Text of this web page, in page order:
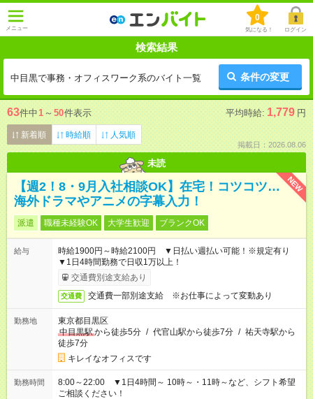
メニュー
0
気になる！ ログイン
検索結果
中目黒で事務・オフィスワーク系のバイト一覧 条件の変更
63件中1 ～ 50件表示 平均時給: 1,779 円
新着順 時給順 人気順
掲載日：2026.08.06
未読
NEW
【週2！8・9月入社相談OK】在宅！コツコツ…
海外ドラマやアニメの字幕入力！
派遣 職種未経験OK 大学生歓迎 ブランクOK
給与
時給1900円～時給2100円 ▼日払い週払い可能！※規定有り
▼1日4時間勤務で日収1万以上！
交通費別途支給あり
交通費 交通費一部別途支給 ※お仕事によって変動あり
勤務地
東京都目黒区
中目黒駅から徒歩5分 / 代官山駅から徒歩7分 / 祐天寺駅から
徒歩7分
キレイなオフィスです
勤務時間
8:00～22:00 ▼1日4時間～ 10時～・11時～など、シフト希望
ご相談ください！